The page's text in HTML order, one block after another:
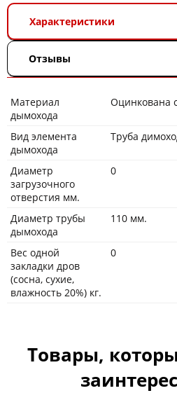
Характеристики
Отзывы
Материал
дымохода
Оцинкована
Вид элемента
дымохода
Труба
Диаметр
загрузочного
отверстия мм.
0
Диаметр трубы
дымохода
110 мм.
Вес одной
закладки дров
(сосна, сухие,
влажность 20%) кг.
0
Товары,